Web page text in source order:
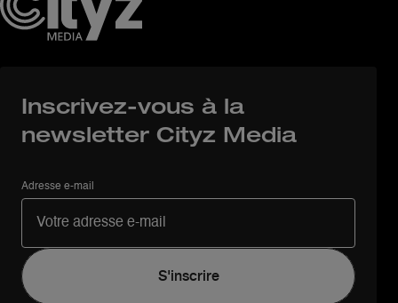
Inscrivez-vous à la
newsletter Cityz Media
Adresse e-mail